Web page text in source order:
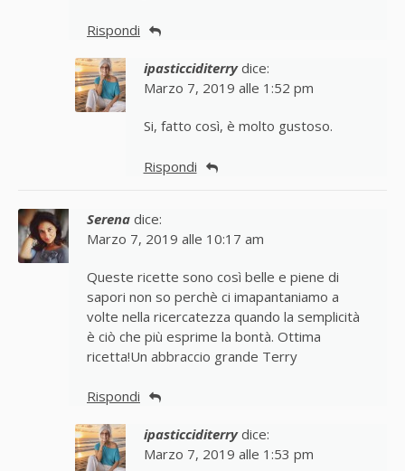
Rispondi
ipasticciditerry dice:
Marzo 7, 2019 alle 1:52 pm
Si, fatto così, è molto gustoso.
Rispondi
Serena dice:
Marzo 7, 2019 alle 10:17 am
Queste ricette sono così belle e piene di
sapori non so perchè ci imapantaniamo a
volte nella ricercatezza quando la semplicità
è ciò che più esprime la bontà. Ottima
ricetta!Un abbraccio grande Terry
Rispondi
ipasticciditerry dice:
Marzo 7, 2019 alle 1:53 pm